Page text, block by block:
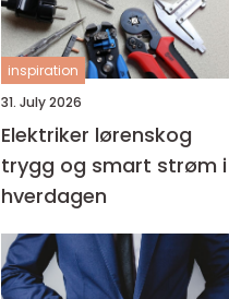
inspiration
31. July 2026
Elektriker lørenskog
trygg og smart strøm i
hverdagen